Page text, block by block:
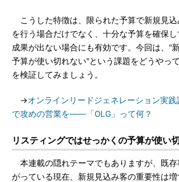
こうした特徴は、限られた予算で新規見込
を行う場合だけでなく、十分な予算を確保
成果が出ない場合にも有効です。今回は、"
予算が使い切れない"という課題をどうやっ
を検証してみましょう。
→オンラインリードジェネレーション実践
で攻めの営業を――「OLG」って何？
リスティングではせっかくの予算が使い
本連載の隠れテーマでもありますが、既
がっている現在、新規見込み客の重要性は